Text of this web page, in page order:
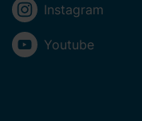
Instagram
Youtube